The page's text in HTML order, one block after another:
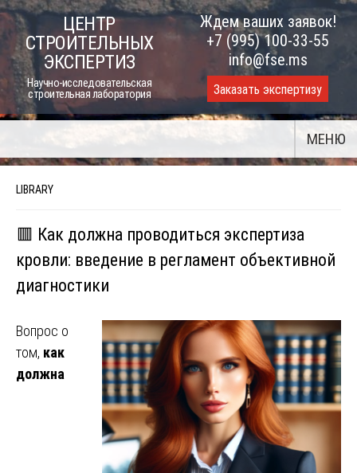
Skip
to
content
ЦЕНТР
СТРОИТЕЛЬНЫХ
ЭКСПЕРТИЗ
Научно-исследовательская
строительная лаборатория
Ждем ваших заявок!
+7 (995) 100-33-55
info@fse.ms
Заказать экспертизу
МЕНЮ
LIBRARY
🟥 Как должна проводиться экспертиза
кровли: введение в регламент объективной
диагностики
Вопрос о
том, как
должна